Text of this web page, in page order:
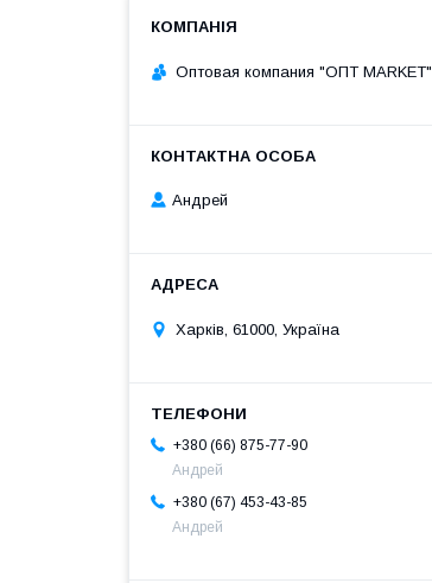
Оптовая компания "ОПТ MARKET"
Андрей
Харків, 61000, Україна
+380 (66) 875-77-90
Андрей
+380 (67) 453-43-85
Андрей